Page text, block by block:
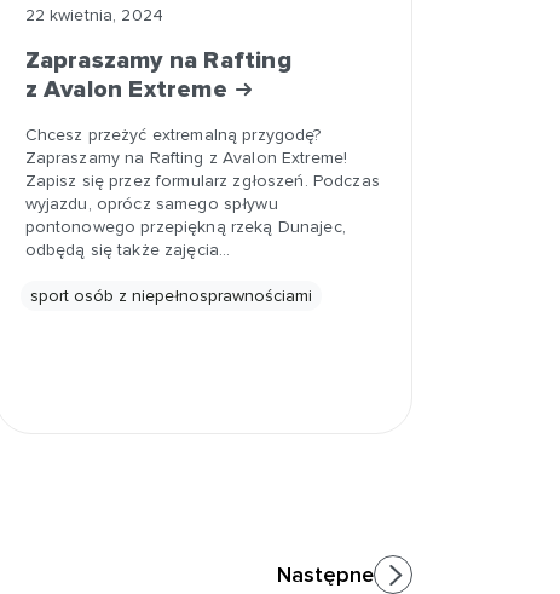
22 kwietnia, 2024
Zapraszamy na Rafting
z Avalon Extreme
Chcesz przeżyć extremalną przygodę?
Zapraszamy na Rafting z Avalon Extreme!
Zapisz się przez formularz zgłoszeń. Podczas
wyjazdu, oprócz samego spływu
pontonowego przepiękną rzeką Dunajec,
odbędą się także zajęcia…
sport osób z niepełnosprawnościami
Następne